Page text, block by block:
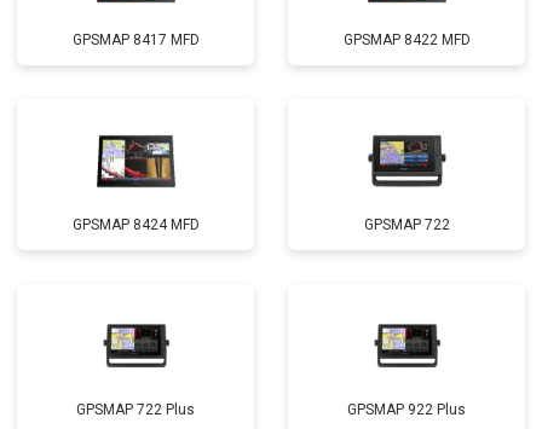
GPSMAP 8417 MFD GPSMAP 8422 MFD
GPSMAP 8424 MFD GPSMAP 722
GPSMAP 722 Plus GPSMAP 922 Plus